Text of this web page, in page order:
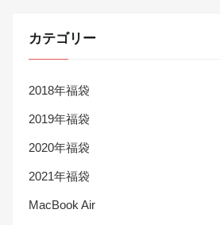
カテゴリー
2018年福袋
2019年福袋
2020年福袋
2021年福袋
MacBook Air